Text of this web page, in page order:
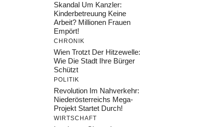
Skandal Um Kanzler:
Kinderbetreuung Keine
Arbeit? Millionen Frauen
Empört!
CHRONIK
Wien Trotzt Der Hitzewelle:
Wie Die Stadt Ihre Bürger
Schützt
POLITIK
Revolution Im Nahverkehr:
Niederösterreichs Mega-
Projekt Startet Durch!
WIRTSCHAFT